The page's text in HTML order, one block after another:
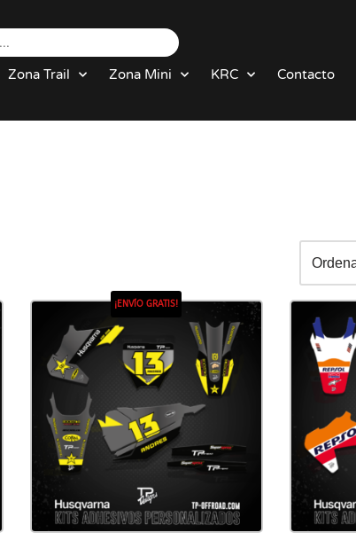
Zona Trail Zona Mini KRC Contacto
¡ENVÍO GRATIS!